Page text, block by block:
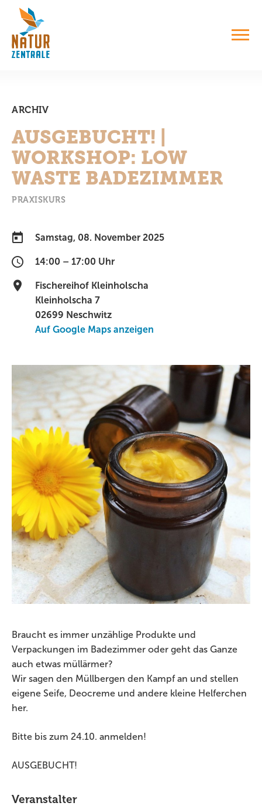
ARCHIV
AUSGEBUCHT! |
WORKSHOP: LOW
WASTE BADEZIMMER
PRAXISKURS
Samstag, 08. November 2025
14:00 – 17:00 Uhr
Fischereihof Kleinholscha
Kleinholscha 7
02699 Neschwitz
Auf Google Maps anzeigen
Braucht es immer unzählige Produkte und
Verpackungen im Badezimmer oder geht das Ganze
auch etwas müllärmer?
Wir sagen den Müllbergen den Kampf an und stellen
eigene Seife, Deocreme und andere kleine Helferchen
her.
Bitte bis zum 24.10. anmelden!
AUSGEBUCHT!
Veranstalter